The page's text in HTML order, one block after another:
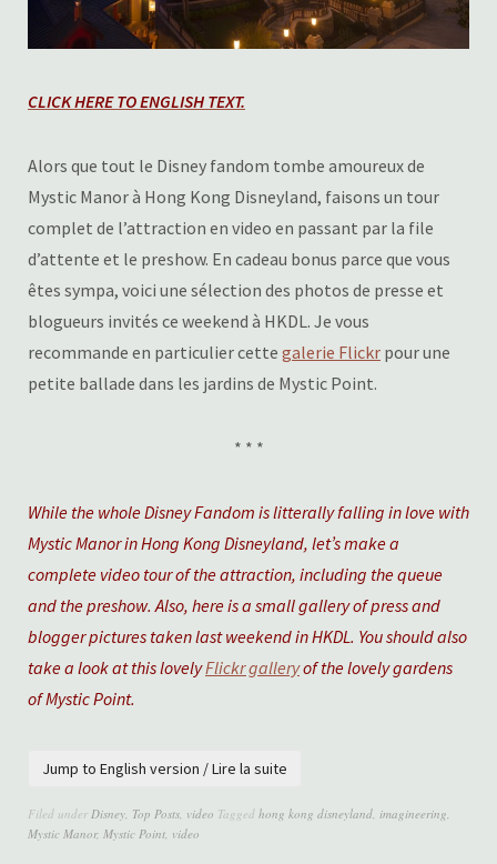
CLICK HERE TO ENGLISH TEXT.
Alors que tout le Disney fandom tombe amoureux de
Mystic Manor à Hong Kong Disneyland, faisons un tour
complet de l’attraction en video en passant par la file
d’attente et le preshow. En cadeau bonus parce que vous
êtes sympa, voici une sélection des photos de presse et
blogueurs invités ce weekend à HKDL. Je vous
recommande en particulier cette galerie Flickr pour une
petite ballade dans les jardins de Mystic Point.
* * *
While the whole Disney Fandom is litterally falling in love with
Mystic Manor in Hong Kong Disneyland, let’s make a
complete video tour of the attraction, including the queue
and the preshow. Also, here is a small gallery of press and
blogger pictures taken last weekend in HKDL. You should also
take a look at this lovelyFlickr galleryof the lovely gardens
of Mystic Point.
Jump to English version / Lire la suite
Filed under Disney, Top Posts, video Tagged hong kong disneyland, imagineering,
Mystic Manor, Mystic Point, video